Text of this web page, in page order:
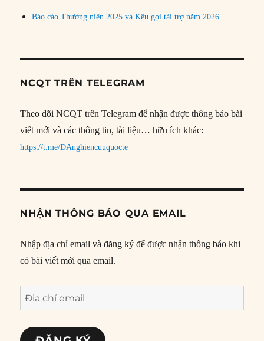
Báo cáo Thường niên 2025 và Kêu gọi tài trợ năm 2026
NCQT TRÊN TELEGRAM
Theo dõi NCQT trên Telegram để nhận được thông báo bài
viết mới và các thông tin, tài liệu… hữu ích khác:
https://t.me/DAnghiencuuquocte
NHẬN THÔNG BÁO QUA EMAIL
Nhập địa chỉ email và đăng ký để được nhận thông báo khi
có bài viết mới qua email.
Địa
chỉ
email